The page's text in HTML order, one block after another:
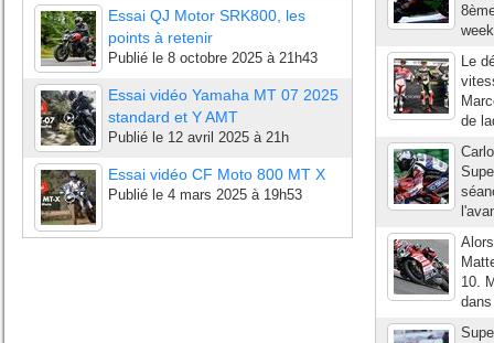
Essai QJ Motor SRK800, les
points à retenir
Publié le 8 octobre 2025 à 21h43
Essai vidéo Yamaha MT 07 2025
standard et Y AMT
Publié le 12 avril 2025 à 21h
Essai vidéo CF Moto 800 MT X
Publié le 4 mars 2025 à 19h53
Le
de
10.